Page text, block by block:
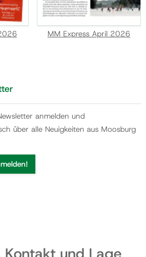
MM Express April 2026
anmelden und
über alle Neuigkeiten aus Moosburg